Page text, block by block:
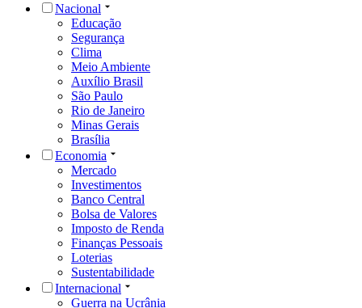
Nacional
Educação
Segurança
Clima
Meio Ambiente
Auxílio Brasil
São Paulo
Rio de Janeiro
Minas Gerais
Brasília
Economia
Mercado
Investimentos
Banco Central
Bolsa de Valores
Imposto de Renda
Finanças Pessoais
Loterias
Sustentabilidade
Internacional
Guerra na Ucrânia